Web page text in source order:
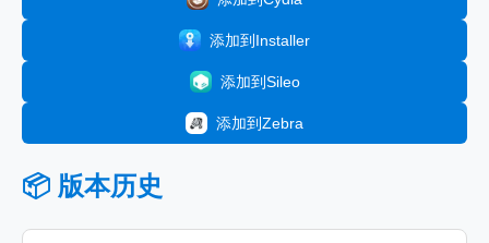
添加到Installer
添加到Sileo
添加到Zebra
📦 版本历史